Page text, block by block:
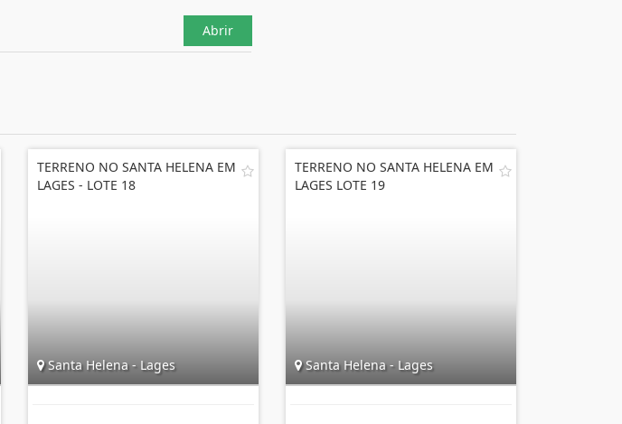
Abrir
TERRENO NO SANTA HELENA EM
LAGES - LOTE 18
Santa Helena - Lages
TERRENO NO SANTA HELENA EM
LAGES LOTE 19
Santa Helena - Lages